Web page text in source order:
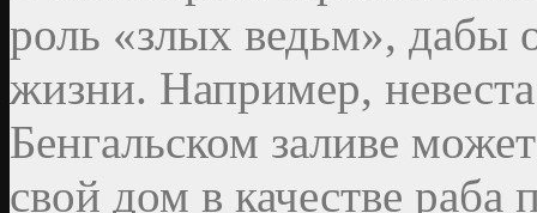
роль «злых ведьм», дабы
жизни. Например,
Бенгальском заливе
свой дом в качестве